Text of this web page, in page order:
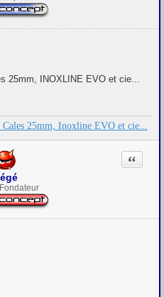
25mm, INOXLINE EVO et cie...
25mm, Inoxline EVO et cie...
Citation